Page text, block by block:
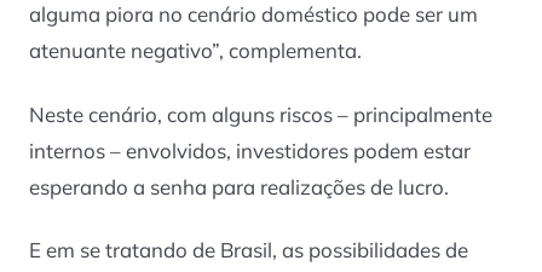
alguma piora no cenário doméstico pode ser um
atenuante negativo”, complementa.
Neste cenário, com alguns riscos – principalmente
internos – envolvidos, investidores podem estar
esperando a senha para realizações de lucro.
E em se tratando de Brasil, as possibilidades de